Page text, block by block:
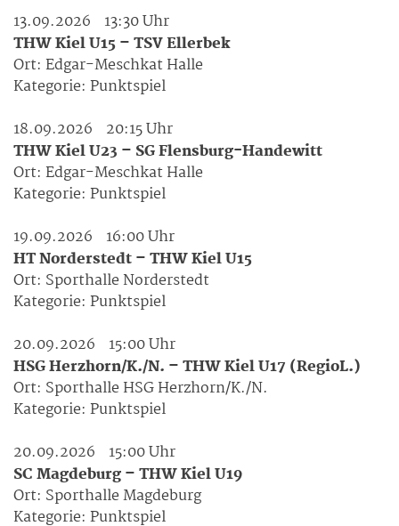
13.09.2026
13:30 Uhr
THW Kiel U15 – TSV Ellerbek
Ort: Edgar-Meschkat Halle
Kategorie: Punktspiel
18.09.2026
20:15 Uhr
THW Kiel U23 – SG Flensburg-Handewitt
Ort: Edgar-Meschkat Halle
Kategorie: Punktspiel
19.09.2026
16:00 Uhr
HT Norderstedt – THW Kiel U15
Ort: Sporthalle Norderstedt
Kategorie: Punktspiel
20.09.2026
15:00 Uhr
HSG Herzhorn/K./N. – THW Kiel U17 (RegioL.)
Ort: Sporthalle HSG Herzhorn/K./N.
Kategorie: Punktspiel
20.09.2026
15:00 Uhr
SC Magdeburg – THW Kiel U19
Ort: Sporthalle Magdeburg
Kategorie: Punktspiel